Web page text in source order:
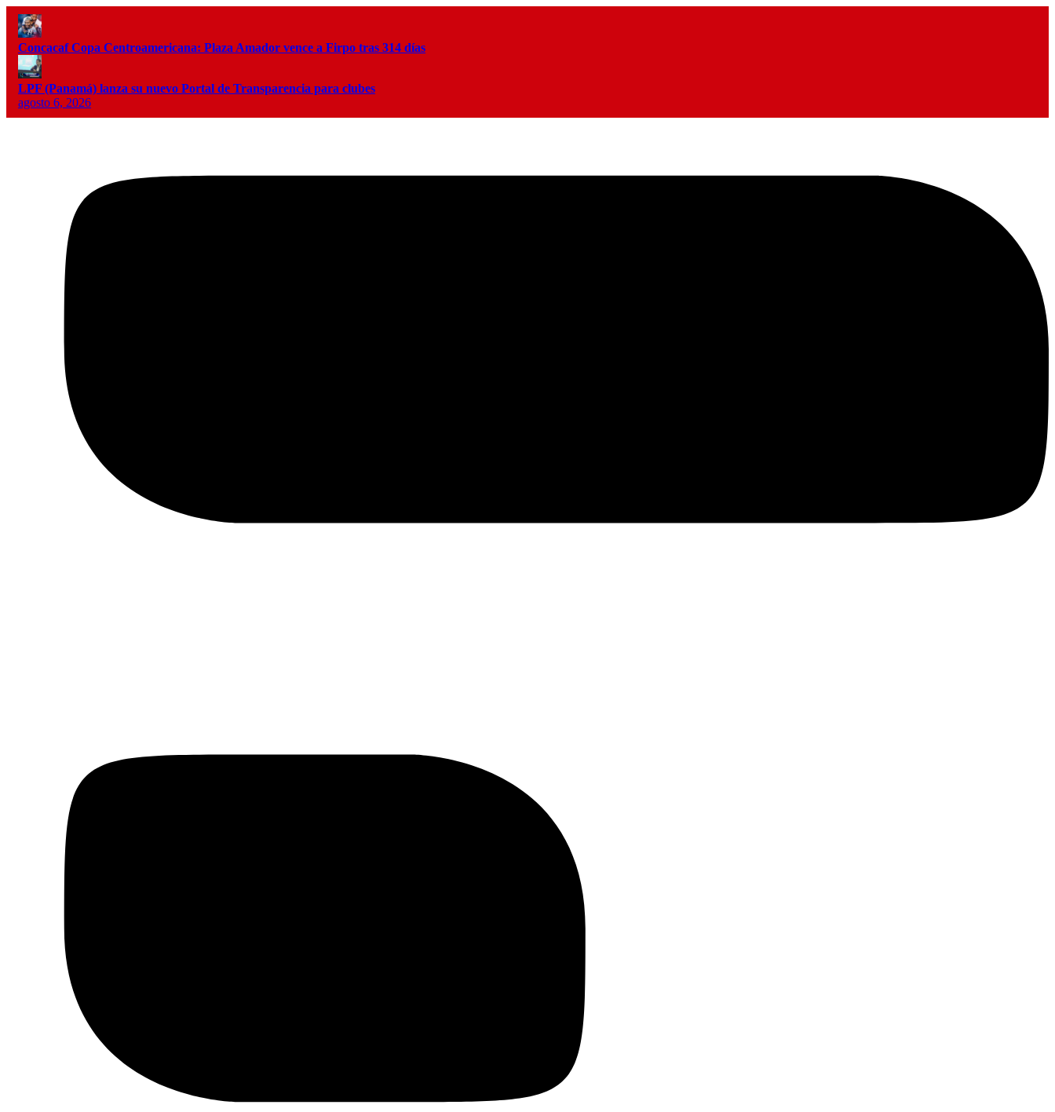
Concacaf Copa Centroamericana: Plaza Amador vence a Firpo tras 314 días
LPF (Panamá) lanza su nuevo Portal de Transparencia para clubes
agosto 6, 2026